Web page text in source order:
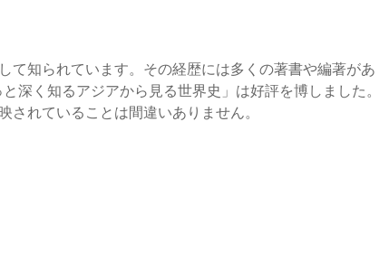
て知られています。その経歴には多くの著書や編著があ
深く知るアジアから見る世界史」は好評を博しました。
れていることは間違いありません。